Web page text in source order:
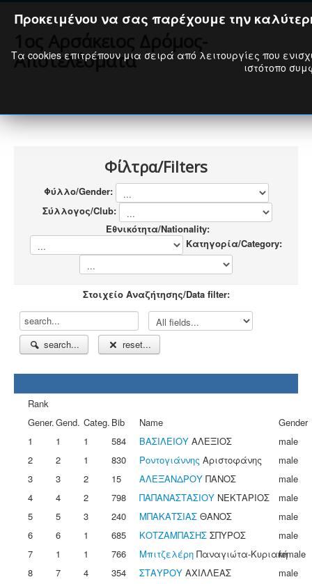
Αποτελέσματα
Φίλτρα/Filters
Φύλλο/Gender:
Σύλλογος/Club:
Εθνικότητα/Nationality:
Κατηγορία/Category:
Στοιχείο Αναζήτησης/Data filter:
search... reset...
Rank
Gener.Gend. Categ. Bib Name
Gender
1
1 1 584 ΒΑΣΙΛΕΙΟΥ ΑΛΕΞΙΟΣ
male
2
2 1 830 Ροντογιάννης Αριστοφάνης
male
3
3 2 15 ΑΛΕΞΑΝΔΡΟΥ ΠΑΝΟΣ
male
4
4 2 798 ΠΑΠΑΝΑΣΤΑΣΙΟΥ ΝΕΚΤΑΡΙΟΣ
male
5
5 3 240 ΜΠΑΚΑΤΣΙΑΣ ΘΑΝΟΣ
male
6
6 1 685 ΚΟΤΖΑΜΠΑΣΗΣ ΣΠΥΡΟΣ
male
7
1 1 766 Μπιτζελέρη Παναγιώτα-Κυριακήfemale
8
7 4 354 ΣΤΑΥΡΟΥ ΑΧΙΛΛΕΑΣ
male
Προκειμένου να σας παρέχουμε την
Τα cookies επιτρέπουν μια σειρά από λειτουργίες που
ιστότοπο